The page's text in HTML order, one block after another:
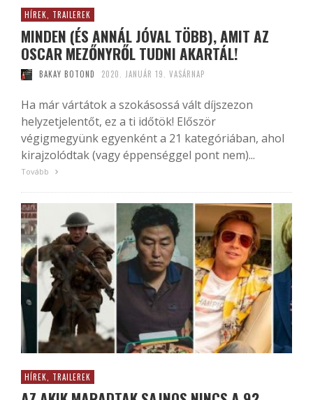
HÍREK, TRAILEREK
MINDEN (ÉS ANNÁL JÓVAL TÖBB), AMIT AZ
OSCAR MEZŐNYRŐL TUDNI AKARTÁL!
BAKAY BOTOND 2020. JANUÁR 19. VASÁRNAP
Ha már vártátok a szokásossá vált díjszezon
helyzetjelentőt, ez a ti időtök! Először
végigmegyünk egyenként a 21 kategóriában, ahol
kirajzolódtak (vagy éppenséggel pont nem)...
Tovább
HÍREK, TRAILEREK